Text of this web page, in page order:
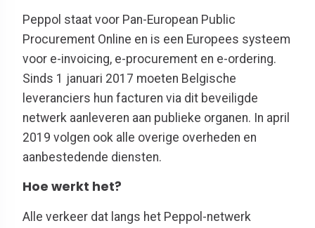
Peppol staat voor Pan-European Public
Procurement Online en is een Europees systeem
voor e-invoicing, e-procurement en e-ordering.
Sinds 1 januari 2017 moeten Belgische
leveranciers hun facturen via dit beveiligde
netwerk aanleveren aan publieke organen. In april
2019 volgen ook alle overige overheden en
aanbestedende diensten.
Hoe werkt het?
Alle verkeer dat langs het Peppol-netwerk